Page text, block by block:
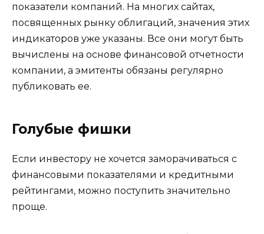
показатели компаний. На многих сайтах,
посвященных рынку облигаций, значения этих
индикаторов уже указаны. Все они могут быть
вычислены на основе финансовой отчетности
компании, а эмитенты обязаны регулярно
публиковать ее.
Голубые фишки
Если инвестору не хочется заморачиваться с
финансовыми показателями и кредитными
рейтингами, можно поступить значительно
проще.